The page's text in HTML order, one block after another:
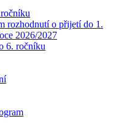
rozhodnutí o přijetí do 1.
2026/2027
6. ročníku